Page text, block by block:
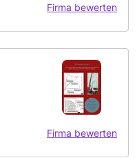
Firma bewerten
Firma bewerten